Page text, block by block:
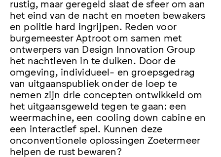
rustig, maar geregeld slaat de sfeer om aan
het eind van de nacht en moeten bewakers
en politie hard ingrijpen. Reden voor
burgemeester Aptroot om samen met
ontwerpers van Design Innovation Group
het nachtleven in te duiken. Door de
omgeving, individueel- en groepsgedrag
van uitgaanspubliek onder de loep te
nemen zijn drie concepten ontwikkeld om
het uitgaansgeweld tegen te gaan: een
weermachine, een cooling down cabine en
een interactief spel. Kunnen deze
onconventionele oplossingen Zoetermeer
helpen de rust bewaren?